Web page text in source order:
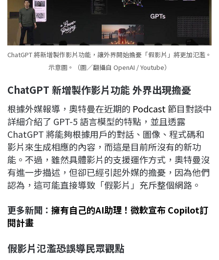
ChatGPT 將新增製作影片功能，讓外界開始擔憂「假影片」將更加氾濫。
示意圖。（圖／翻攝自 OpenAI / Youtube）
ChatGPT 新增製作影片功能 外界出現擔憂
根據外媒報導，奧特曼在近期的 Podcast節目對談中
詳細介紹了 GPT-5 語言模型的特點，並且透露
ChatGPT 將能夠根據用戶的對話、圖像、程式碼和
影片來生成相應的內容，而這是目前所沒有的新功
能。不過，雖然具體影片的支援運作方式，奧特曼沒
有進一步描述，但卻已經引起外媒的擔憂，因為他們
認為，這可能直接導致「假影片」充斥整個網路。
更多新聞： 擁有自己的AI助理！微軟宣布 Copilot訂
閱計畫
假影片氾濫恐誤導民眾觀點